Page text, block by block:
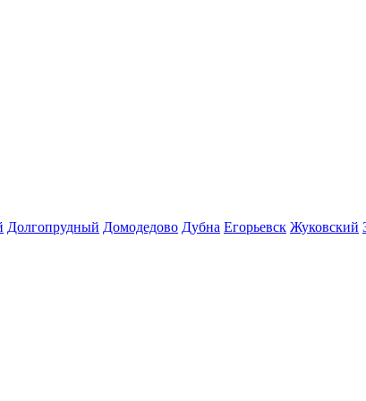
Долгопрудный Домодедово Дубна Егорьевск Жуковский